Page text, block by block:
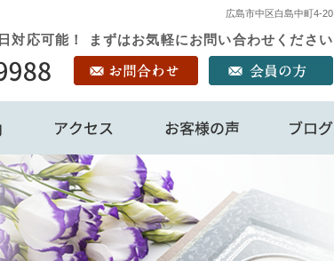
広島市中区白島中町4-20
対応可能！ まずはお気軽にお問い合わせください